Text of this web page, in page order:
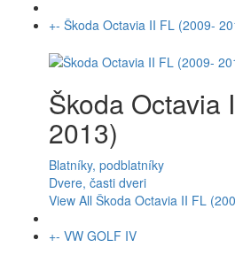
+- Škoda Octavia II FL (2009-
Škoda Octavia
2013)
Blatníky, podblatníky
Dvere, časti dveri
View All Škoda Octavia II FL
+- VW GOLF IV